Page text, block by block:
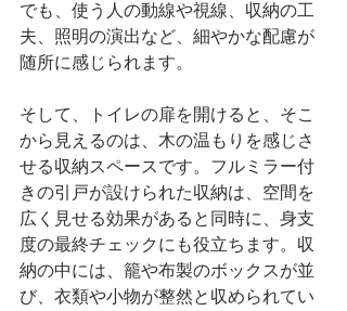
でも、使う人の動線や視線、収納の工
夫、照明の演出など、細やかな配慮が
随所に感じられます。
そして、トイレの扉を開けると、そこ
から見えるのは、木の温もりを感じさ
せる収納スペースです。フルミラー付
きの引戸が設けられた収納は、空間を
広く見せる効果があると同時に、身支
度の最終チェックにも役立ちます。収
納の中には、籠や布製のボックスが並
び、衣類や小物が整然と収められてい